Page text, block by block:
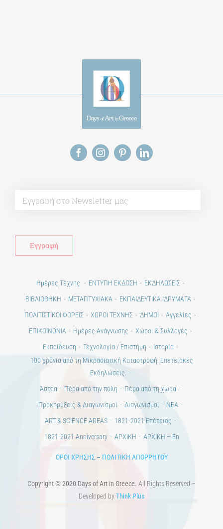
Ημέρες Τέχνης ΕΝΤΥΠΗ ΕΚΔΟΣΗ
ΕΚΔΗΛΩΣΕΙΣ
ΒΙΒΛΙΟΘΗΚΗ
ΜΕΤΑΠΤΥΧΙΑΚΑ
ΕΚΠΑΙΔΕΥΤΙΚΑ ΙΔΡΥΜΑΤΑ
ΠΟΛΙΤΙΣΤΙΚΟΙ ΦΟΡΕΙΣ
ΧΩΡΟΙ ΤΕΧΝΗΣ ΔΗΜΟΙ
Αγγελίες
ΕΠΙΚΟΙΝΩΝΙΑ
Ημέρες Ανάγνωσης
Χώροι & Συλλογές
Εκπαίδευση
Τεχνολογία / Επιστήμη
Ιστορία
100 χρόνια από τη Μικρασιατική Καταστροφή. Επετειακές
Εκδηλώσεις.
Άστεα
Πέρα από την πόλη
Πέρα από τη χώρα
Προκηρύξεις & Διαγωνισμοί
Διαγωνισμοί
ΝΕΑ
ART & SCIENCE AREAS
1821-2021 Επέτειος
1821-2021 Anniversary
ΑΡΧΙΚΗ ΑΡΧΙΚΗ – En
ΟΡΟΙ ΧΡΗΣΗΣ– ΠΟΛΙΤΙΚΗ ΑΠΟΡΡΗΤΟΥ
Copyright © 2020 Days of Art in Greece.
All Rights Reserved –
Developed by Think Plus